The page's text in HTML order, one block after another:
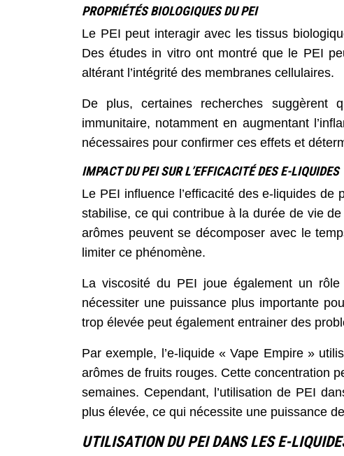
PROPRIÉTÉS BIOLOGIQUES DU PEI
Le PEI peut interagir avec les tissus
Des études in vitro ont montré que le PEI
altérant l’intégrité des membranes cellulaires.
De plus, certaines recherches
immunitaire, notamment en augmentant
nécessaires pour confirmer ces effets et
IMPACT DU PEI SUR L’EFFICACITÉ DES E-LIQUIDES
Le PEI influence l’efficacité des e-liquides
stabilise, ce qui contribue à la durée de vie
arômes peuvent se décomposer avec le
limiter ce phénomène.
La viscosité du PEI joue également un
nécessiter une puissance plus importante
trop élevée peut également entrainer des
Par exemple, l’e-liquide « Vape Empire »
arômes de fruits rouges. Cette concentration
semaines. Cependant, l’utilisation de PEI
plus élevée, ce qui nécessite une puissance
UTILISATION DU PEI DANS LES E-